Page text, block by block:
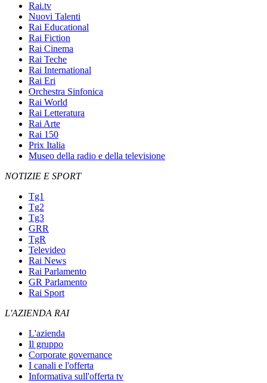
Rai.tv
Nuovi Talenti
Rai Educational
Rai Fiction
Rai Cinema
Rai Teche
Rai International
Rai Eri
Orchestra Sinfonica
Rai World
Rai Letteratura
Rai Arte
Rai 150
Prix Italia
Museo della radio e della televisione
NOTIZIE E SPORT
Tg1
Tg2
Tg3
GRR
TgR
Televideo
Rai News
Rai Parlamento
GR Parlamento
Rai Sport
L'AZIENDA RAI
L'azienda
Il gruppo
Corporate governance
I canali e l'offerta
Informativa sull'offerta tv